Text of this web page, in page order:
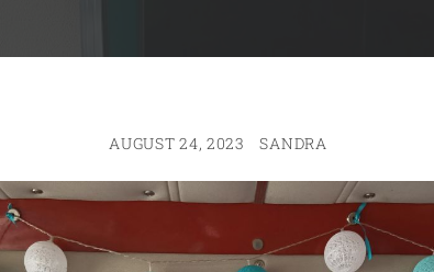
AUGUST 24, 2023 SANDRA